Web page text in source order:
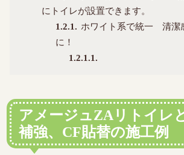
にトイレが設置できます。
1.2.1
ホワイト系で統一 清潔
に！
1.2.1.1
アメージュZAリトイレ
補強、CF貼替の施工例